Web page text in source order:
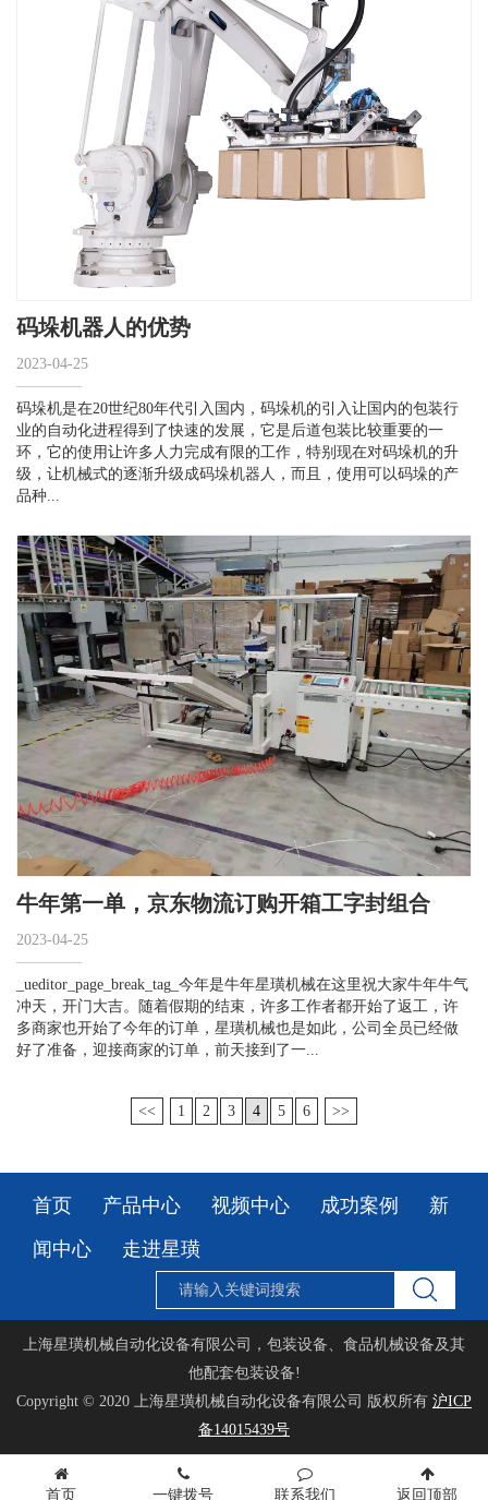
码垛机器人的优势
2023-04-25
码垛机是在20世纪80年代引入国内，码垛机的引入让国内的包装行
业的自动化进程得到了快速的发展，它是后道包装比较重要的一
环，它的使用让许多人力完成有限的工作，特别现在对码垛机的升
级，让机械式的逐渐升级成码垛机器人，而且，使用可以码垛的产
品种...
牛年第一单，京东物流订购开箱工字封组合
2023-04-25
_ueditor_page_break_tag_今年是牛年星璜机械在这里祝大家牛年牛气
冲天，开门大吉。随着假期的结束，许多工作者都开始了返工，许
多商家也开始了今年的订单，星璜机械也是如此，公司全员已经做
好了准备，迎接商家的订单，前天接到了一...
<< 1 2 3 4 5 6 >>
首页 产品中心 视频中心 成功案例
新
闻中心
走进星璜
上海星璜机械自动化设备有限公司，包装设备、食品机械设备及其
他配套包装设备!
Copyright © 2020
上海星璜机械自动化设备有限公司 版权所有 沪ICP
备14015439号
首页 一键拨号 联系我们 返回顶部